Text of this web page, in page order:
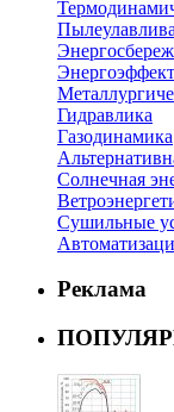
Гидравлика
Газодинамика
Солнечная
Сушильные
Реклама